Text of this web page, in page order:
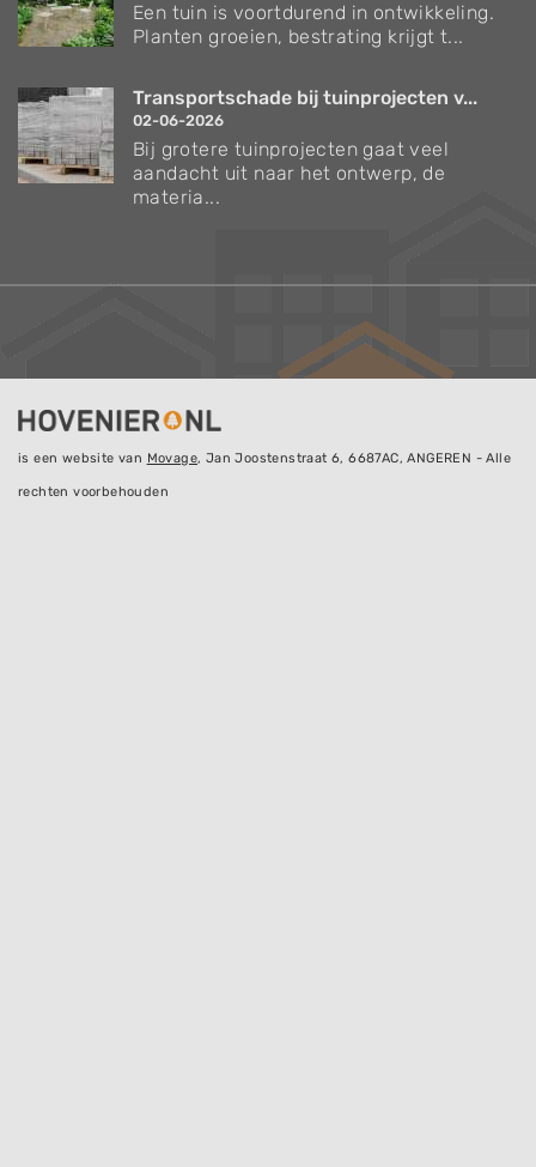
Een tuin is voortdurend in ontwikkeling.
Planten groeien, bestrating krijgt t...
Transportschade bij tuinprojecten v...
02-06-2026
Bij grotere tuinprojecten gaat veel
aandacht uit naar het ontwerp, de
materia...
is een website van Movage, Jan Joostenstraat 6, 6687AC, ANGEREN - Alle
rechten voorbehouden